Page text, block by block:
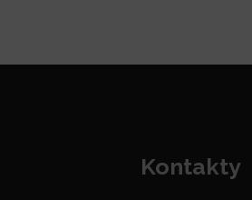
Kontakty